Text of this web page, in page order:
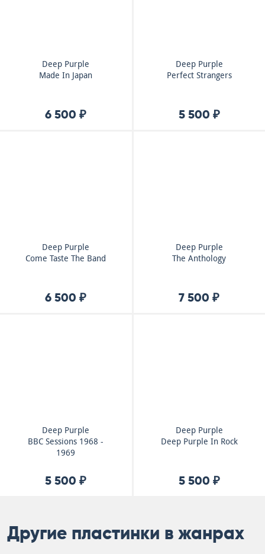
Deep Purple
Made In Japan
6 500 ₽
Deep Purple
Perfect Strangers
5 500 ₽
Deep Purple
Come Taste The Band
6 500 ₽
Deep Purple
The Anthology
7 500 ₽
Deep Purple
BBC Sessions 1968 -
1969
5 500 ₽
Deep Purple
Deep Purple In Rock
5 500 ₽
Другие пластинки в жанрах